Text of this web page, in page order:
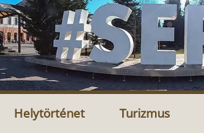
Helytörténet Turizmus